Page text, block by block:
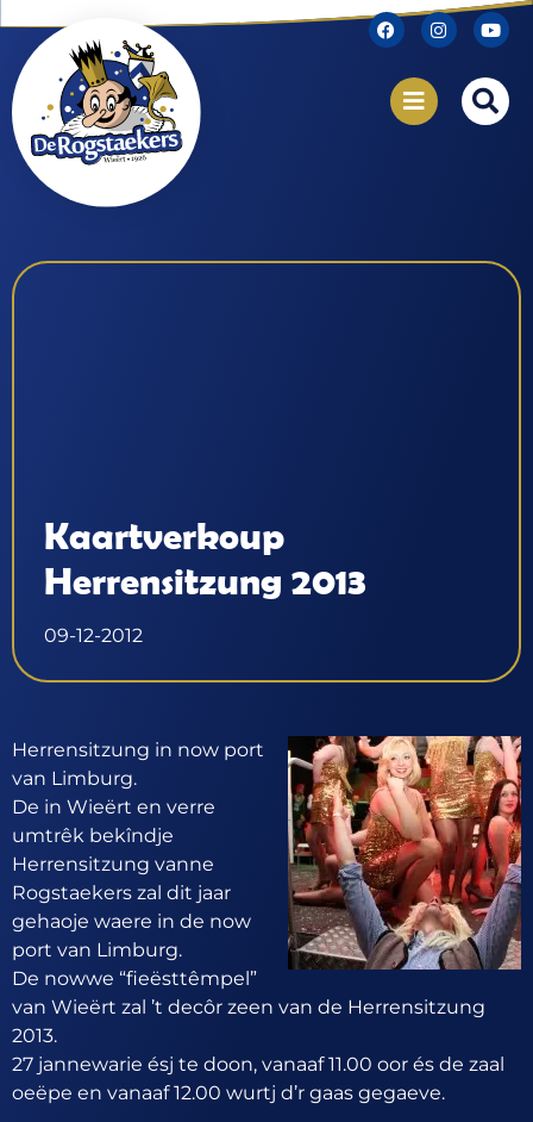
Kaartverkoup
Herrensitzung 2013
09-12-2012
Herrensitzung in now port
van Limburg.
De in Wieërt en verre
umtrêk bekîndje
Herrensitzung vanne
Rogstaekers zal dit jaar
gehaoje waere in de now
port van Limburg.
De nowwe “fieësttêmpel”
van Wieërt zal ’t decôr zeen van de Herrensitzung
2013.
27 jannewarie ésj te doon, vanaaf 11.00 oor és de zaal
oeëpe en vanaaf 12.00 wurtj d’r gaas gegaeve.